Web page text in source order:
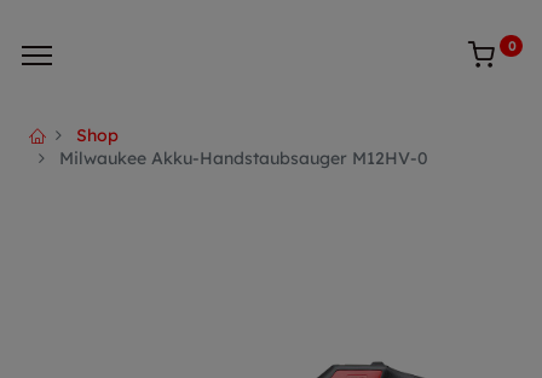
0
Shop
Milwaukee Akku-Handstaubsauger M12HV-0